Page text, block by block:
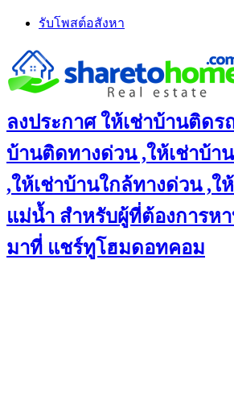
Skip
content
รับโพสต์อสังหา
ลงประกาศ ให้เช่าบ้านติดร
บ้านติดทางด่วน ,ให้เช่าบ้า
,ให้เช่าบ้านใกล้ทางด่วน ,ใ
แม่น้ำ สำหรับผู้ที่ต้องการห
มาที่ แชร์ทูโฮมดอทคอม